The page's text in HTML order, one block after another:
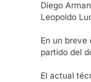
Diego
Leopoldo
En un breve
partido del
El actual